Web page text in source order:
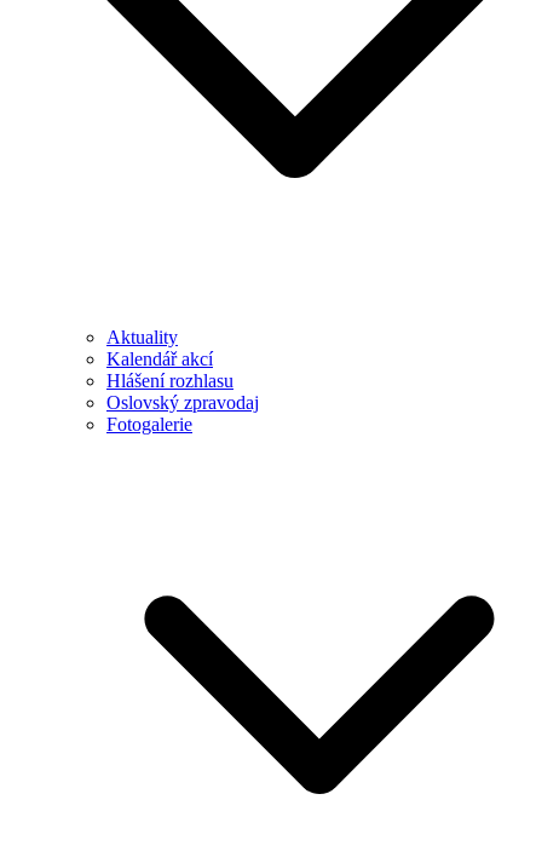
Aktuality
Kalendář akcí
Hlášení rozhlasu
Oslovský zpravodaj
Fotogalerie